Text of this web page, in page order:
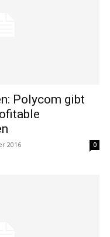
Polycom gibt
2016 0